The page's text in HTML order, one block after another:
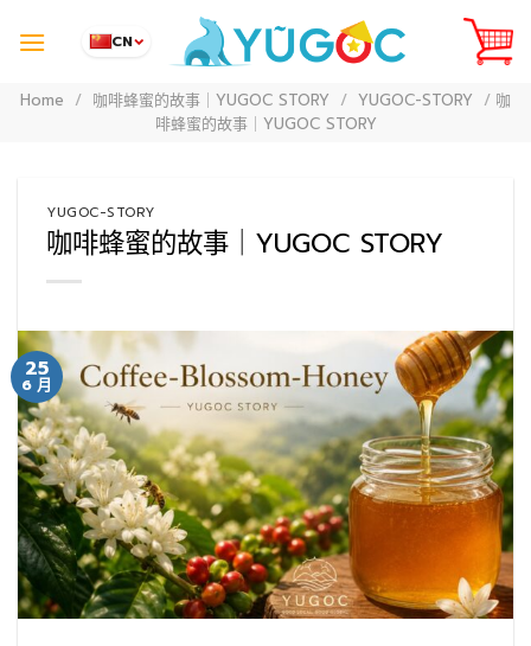
CN
Home / 咖啡蜂蜜的故事｜YUGOC STORY / YUGOC-STORY / 咖
啡蜂蜜的故事｜YUGOC STORY
YUGOC-STORY
咖啡蜂蜜的故事｜YUGOC STORY
25
6 月